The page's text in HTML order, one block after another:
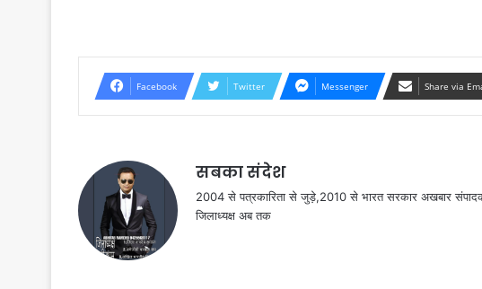
Facebook Twitter Messenger Share via
सबका संदेश
2004 से पत्रकारिता से जुड़े,2010 से भारत सरकार अखबार
जिलाध्यक्ष अब तक